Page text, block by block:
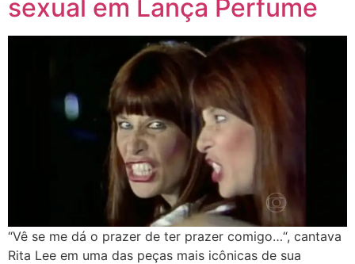
sexual em Lança Perfume
“Vê se me dá o prazer de ter prazer comigo…“, cantava
Rita Lee em uma das peças mais icônicas de sua